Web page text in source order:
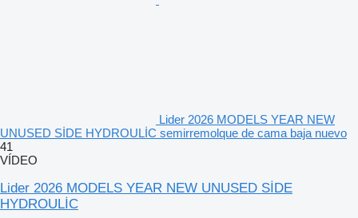
Lider 2026 MODELS YEAR NEW
UNUSED SİDE HYDROULİC semirremolque de cama baja nuevo
41
VÍDEO
Lider 2026 MODELS YEAR NEW UNUSED SİDE
HYDROULİC